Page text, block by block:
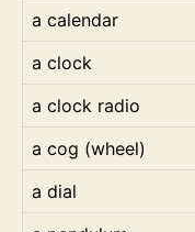
a calendar
a clock
a clock radio
a cog (wheel)
a dial